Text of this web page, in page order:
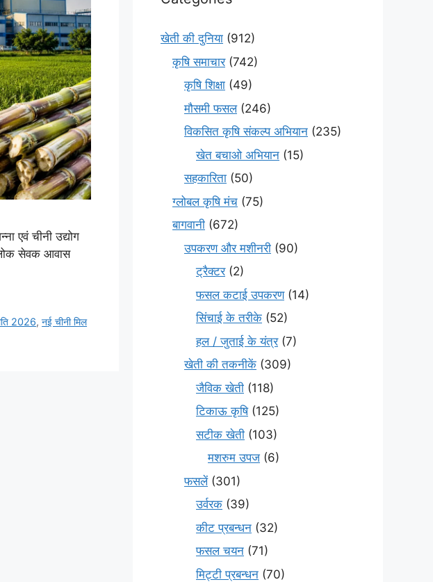
एवं चीनी उद्योग
लोक सेवक आवास
2026,नई चीनी मिल
खेती की दुनिया (912)
कृषि समाचार(742)
कृषि शिक्षा (49)
मौसमी फसल(246)
विकसित कृषि संकल्प अभियान (235)
खेत बचाओ अभियान (15)
सहकारिता (50)
ग्लोबल कृषि मंच (75)
बागवानी (672)
उपकरण और मशीनरी (90)
ट्रैक्टर(2)
फसल कटाई उपकरण(14)
सिंचाई के तरीके (52)
हल / जुताई के यंत्र(7)
खेती की तकनीकें (309)
जैविक खेती (118)
टिकाऊ कृषि(125)
सटीक खेती (103)
मशरुम उपज (6)
फसलें(301)
उर्वरक (39)
कीट प्रबन्धन (32)
फसल चयन (71)
मि‌ट्टी प्रबन्धन (70)